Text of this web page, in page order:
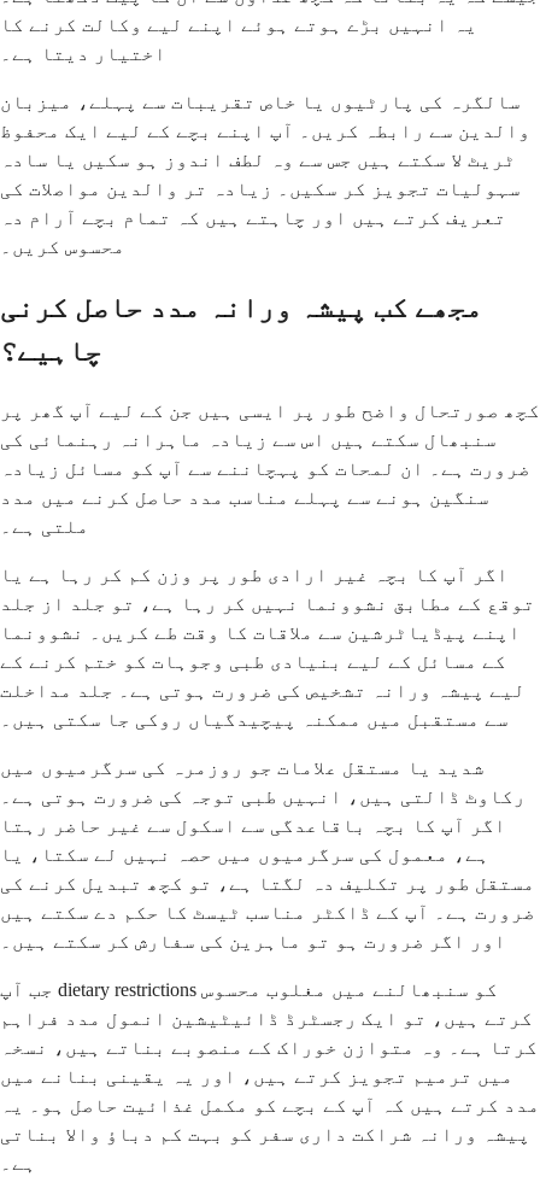
یہ انہیں بڑے ہوتے ہوئے اپنے لیے وکالت کرنے کا
اختیار دیتا ہے۔
سالگرہ کی پارٹیوں یا خاص تقریبات سے پہلے، میزبان
والدین سے رابطہ کریں۔ آپ اپنے بچے کے لیے ایک محفوظ
ٹریٹ لا سکتے ہیں جس سے وہ لطف اندوز ہو سکیں یا سادہ
سہولیات تجویز کر سکیں۔ زیادہ تر والدین مواصلات کی
تعریف کرتے ہیں اور چاہتے ہیں کہ تمام بچے آرام دہ
محسوس کریں۔
مجھے کب پیشہ ورانہ مدد حاصل کرنی
چاہیے؟
کچھ صورتحال واضح طور پر ایسی ہیں جن کے لیے آپ گھر پر
سنبھال سکتے ہیں اس سے زیادہ ماہرانہ رہنمائی کی
ضرورت ہے۔ ان لمحات کو پہچاننے سے آپ کو مسائل زیادہ
سنگین ہونے سے پہلے مناسب مدد حاصل کرنے میں مدد
ملتی ہے۔
اگر آپ کا بچہ غیر ارادی طور پر وزن کم کر رہا ہے یا
توقع کے مطابق نشوونما نہیں کر رہا ہے، تو جلد از جلد
اپنے پیڈیاٹرشین سے ملاقات کا وقت طے کریں۔ نشوونما
کے مسائل کے لیے بنیادی طبی وجوہات کو ختم کرنے کے
لیے پیشہ ورانہ تشخیص کی ضرورت ہوتی ہے۔ جلد مداخلت
سے مستقبل میں ممکنہ پیچیدگیاں روکی جا سکتی ہیں۔
شدید یا مستقل علامات جو روزمرہ کی سرگرمیوں میں
رکاوٹ ڈالتی ہیں، انہیں طبی توجہ کی ضرورت ہوتی ہے۔
اگر آپ کا بچہ باقاعدگی سے اسکول سے غیر حاضر رہتا
ہے، معمول کی سرگرمیوں میں حصہ نہیں لے سکتا، یا
مستقل طور پر تکلیف دہ لگتا ہے، تو کچھ تبدیل کرنے کی
ضرورت ہے۔ آپ کے ڈاکٹر مناسب ٹیسٹ کا حکم دے سکتے ہیں
اور اگر ضرورت ہو تو ماہرین کی سفارش کر سکتے ہیں۔
جب آپ dietary restrictions کو سنبھالنے میں مغلوب محسوس
کرتے ہیں، تو ایک رجسٹرڈ ڈائیٹیشین انمول مدد فراہم
کرتا ہے۔ وہ متوازن خوراک کے منصوبے بناتے ہیں، نسخہ
میں ترمیم تجویز کرتے ہیں، اور یہ یقینی بنانے میں
مدد کرتے ہیں کہ آپ کے بچے کو مکمل غذائیت حاصل ہو۔ یہ
پیشہ ورانہ شراکت داری سفر کو بہت کم دباؤ والا بناتی
ہے۔